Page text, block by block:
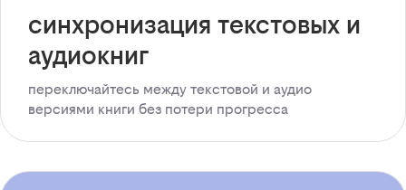
синхронизация текстовых и
аудиокниг
переключайтесь между текстовой и аудио
версиями книги без потери прогресса